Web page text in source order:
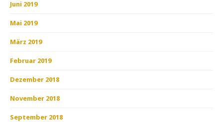
Juni 2019
Mai 2019
März 2019
Februar 2019
Dezember 2018
November 2018
September 2018